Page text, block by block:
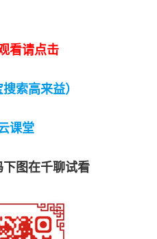
看请点击
索高来益）
课堂
图在千聊试看